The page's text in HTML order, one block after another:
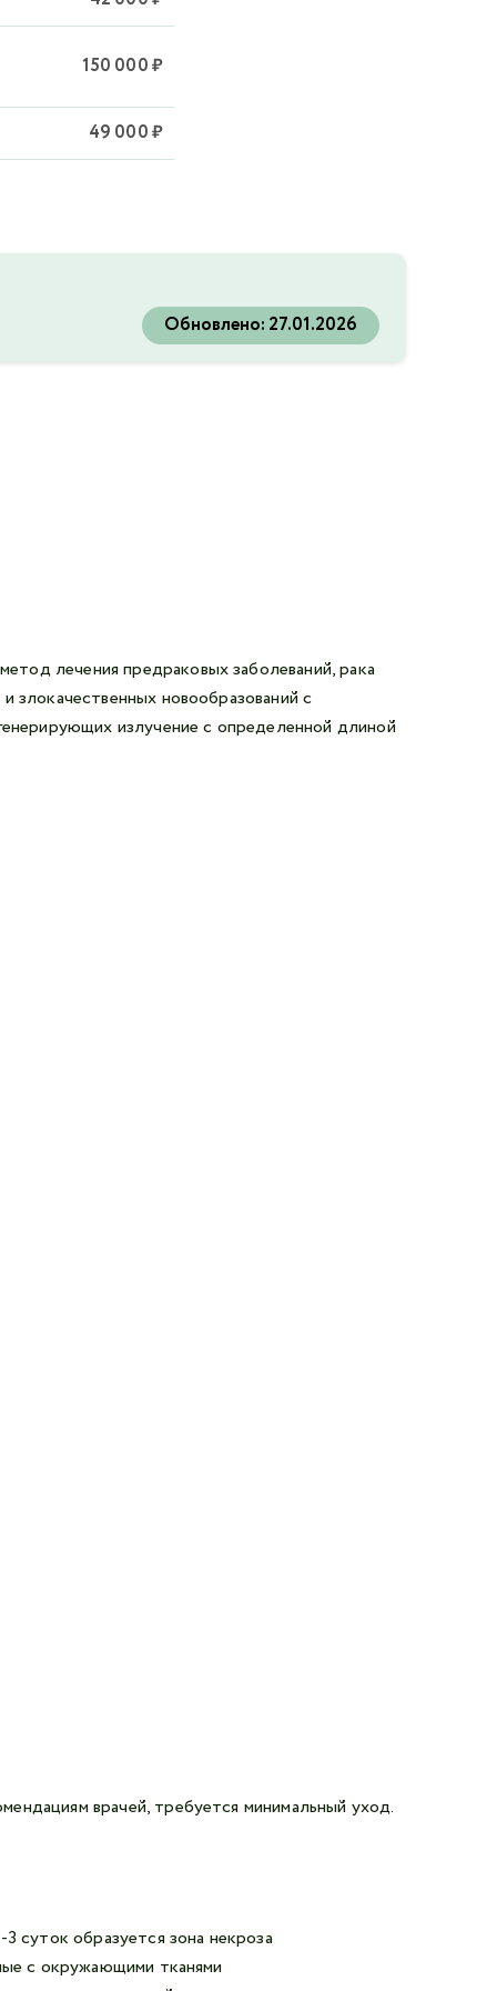
150 000 ₽
49 000 ₽
Обновлено: 27.01.2026
лечения предраковых заболеваний, рака
злокачественных новообразований с
излучение с определенной длиной
врачей, требуется минимальный уход.
суток образуется зона некроза
с окружающими тканями